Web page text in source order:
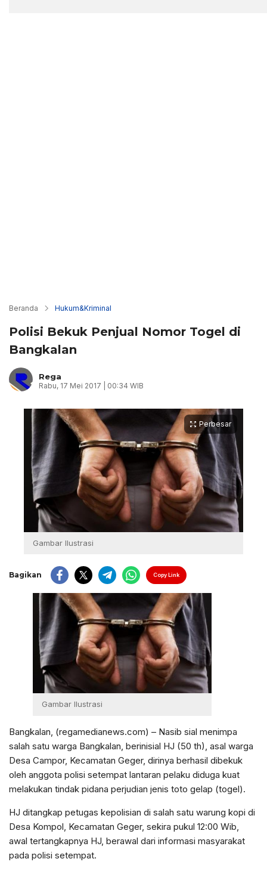
Beranda Hukum&Kriminal
Polisi Bekuk Penjual Nomor Togel di
Bangkalan
Rega
Rabu, 17 Mei 2017 | 00:34 WIB
Perbesar
Gambar Ilustrasi
Bagikan Copy Link
Gambar Ilustrasi
Bangkalan, (regamedianews.com) – Nasib sial menimpa
salah satu warga Bangkalan, berinisial HJ (50 th), asal warga
Desa Campor, Kecamatan Geger, dirinya berhasil dibekuk
oleh anggota polisi setempat lantaran pelaku diduga kuat
melakukan tindak pidana perjudian jenis toto gelap (togel).
HJ ditangkap petugas kepolisian di salah satu warung kopi di
Desa Kompol, Kecamatan Geger, sekira pukul 12:00 Wib,
awal tertangkapnya HJ, berawal dari informasi masyarakat
pada polisi setempat.